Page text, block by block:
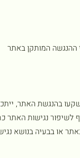
ההנגשה המותקן באתר
בהנגשת האתר,
לשיפור נגישות האתר
או בבעיה בנושא